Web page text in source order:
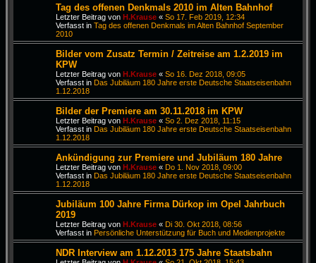
Tag des offenen Denkmals 2010 im Alten Bahnhof
Letzter Beitrag von H.Krause « So 17. Feb 2019, 12:34
Verfasst in Tag des offenen Denkmals im Alten Bahnhof September
2010
Bilder vom Zusatz Termin / Zeitreise am 1.2.2019 im
KPW
Letzter Beitrag von H.Krause « So 16. Dez 2018, 09:05
Verfasst in Das Jubiläum 180 Jahre erste Deutsche Staatseisenbahn
1.12.2018
Bilder der Premiere am 30.11.2018 im KPW
Letzter Beitrag von H.Krause « So 2. Dez 2018, 11:15
Verfasst in Das Jubiläum 180 Jahre erste Deutsche Staatseisenbahn
1.12.2018
Ankündigung zur Premiere und Jubiläum 180 Jahre
Letzter Beitrag von H.Krause « Do 1. Nov 2018, 09:00
Verfasst in Das Jubiläum 180 Jahre erste Deutsche Staatseisenbahn
1.12.2018
Jubiläum 100 Jahre Firma Dürkop im Opel Jahrbuch
2019
Letzter Beitrag von H.Krause « Di 30. Okt 2018, 08:56
Verfasst in Persönliche Unterstützung für Buch und Medienprojekte
NDR Interview am 1.12.2013 175 Jahre Staatsbahn